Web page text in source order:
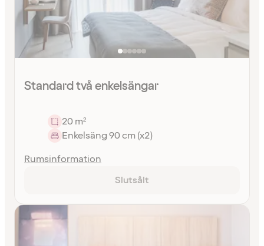
Standard två enkelsängar
20 m²
Enkelsäng 90 cm (x2)
Rumsinformation
Slutsålt